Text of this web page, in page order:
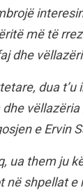
më të
dhe
dua
dhe
e Ervin
ua them ju
në shpellat e